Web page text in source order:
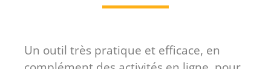
Un outil très pratique et efficace, en